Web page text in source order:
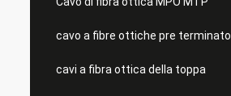
cavo a fibre ottiche pre terminato
cavi a fibra ottica della toppa